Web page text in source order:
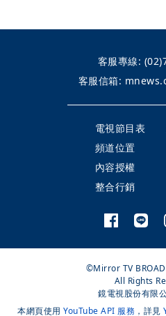
客服專線:
客服信箱:
電視節目表
頻道位置
內容授權
整合行銷
©Mirror TV
All Rights
鏡電視股份有限
本網頁使用 YouTube API 服務 ，詳見